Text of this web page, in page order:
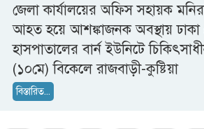
জেলা কার্যালয়ের অফিস সহায়ক
আহত হয়ে আশঙ্কাজনক অবস্থায়
হাসপাতালের বার্ন ইউনিটে
(১০মে) বিকেলে রাজবাড়ী-কুষ্টিয়া
বিস্তারিত...